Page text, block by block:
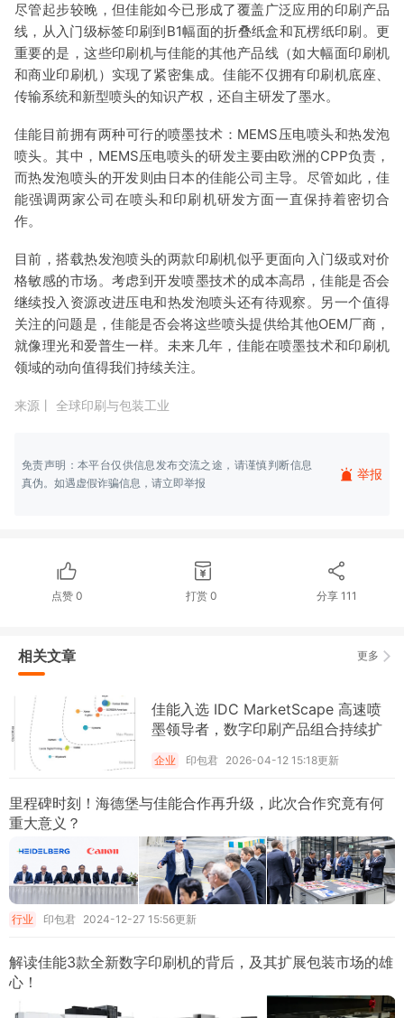
尽管起步较晚，但佳能如今已形成了覆盖广泛应用的印刷产品
线，从入门级标签印刷到B1幅面的折叠纸盒和瓦楞纸印刷。更
重要的是，这些印刷机与佳能的其他产品线（如大幅面印刷机
和商业印刷机）实现了紧密集成。佳能不仅拥有印刷机底座、
传输系统和新型喷头的知识产权，还自主研发了墨水。
佳能目前拥有两种可行的喷墨技术：MEMS压电喷头和热发泡
喷头。其中，MEMS压电喷头的研发主要由欧洲的CPP负责，
而热发泡喷头的开发则由日本的佳能公司主导。尽管如此，佳
能强调两家公司在喷头和印刷机研发方面一直保持着密切合
作。
目前，搭载热发泡喷头的两款印刷机似乎更面向入门级或对价
格敏感的市场。考虑到开发喷墨技术的成本高昂，佳能是否会
继续投入资源改进压电和热发泡喷头还有待观察。另一个值得
关注的问题是，佳能是否会将这些喷头提供给其他OEM厂商，
就像理光和爱普生一样。未来几年，佳能在喷墨技术和印刷机
领域的动向值得我们持续关注。
来源丨 全球印刷与包装工业
免责声明：本平台仅供信息发布交流之途，请谨慎判断信息
真伪。如遇虚假诈骗信息，请立即举报
举报
点赞0 打赏0 分享 111
更多
相关文章
佳能入选 IDC MarketScape 高速喷
墨领导者，数字印刷产品组合持续扩
企业 印包君 2026-04-12 15:18更新
里程碑时刻！海德堡与佳能合作再升级，此次合作究竟有何
重大意义？
行业 印包君 2024-12-27 15:56更新
解读佳能3款全新数字印刷机的背后，及其扩展包装市场的雄
心！